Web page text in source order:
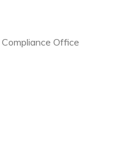
Office